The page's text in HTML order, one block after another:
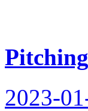
2023-